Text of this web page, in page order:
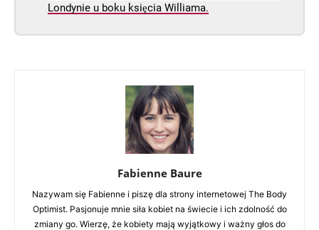
Londynie u boku księcia Williama.
Fabienne Baure
Nazywam się Fabienne i piszę dla strony internetowej The Body
Optimist. Pasjonuje mnie siła kobiet na świecie i ich zdolność do
zmiany go. Wierzę, że kobiety mają wyjątkowy i ważny głos do